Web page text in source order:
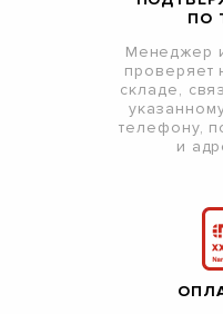
ПО
Менеджер
проверяет
складе,
телефону,
и